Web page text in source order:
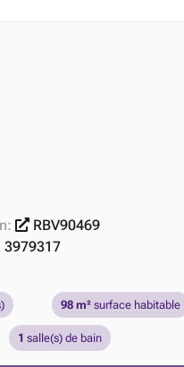
RBV90469
3979317
98 m²surface habitable
1 salle(s) de bain